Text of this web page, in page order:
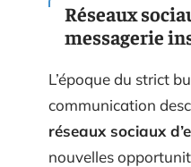
Réseaux
messagerie
L’époque du strict
communication
réseaux sociaux
nouvelles